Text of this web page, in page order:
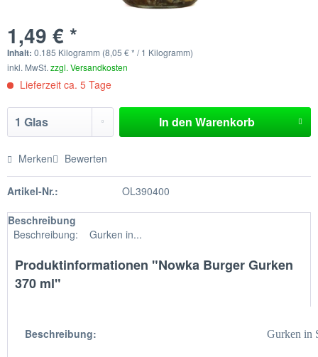
1,49 € *
Inhalt: 0.185 Kilogramm (8,05 € * / 1 Kilogramm)
inkl. MwSt. zzgl. Versandkosten
Lieferzeit ca. 5 Tage
In den Warenkorb
Merken Bewerten
Artikel-Nr.: OL390400
Beschreibung
Beschreibung: Gurken in...
Produktinformationen "Nowka Burger Gurken
370 ml"
Beschreibung: Gurken in